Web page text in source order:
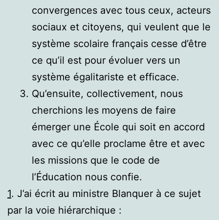
convergences avec tous ceux, acteurs
sociaux et citoyens, qui veulent que le
système scolaire français cesse d’être
ce qu’il est pour évoluer vers un
système égalitariste et efficace.
Qu’ensuite, collectivement, nous
cherchions les moyens de faire
émerger une École qui soit en accord
avec ce qu’elle proclame être et avec
les missions que le code de
l’Éducation nous confie.
1. J’ai écrit au ministre Blanquer à ce sujet
par la voie hiérarchique :